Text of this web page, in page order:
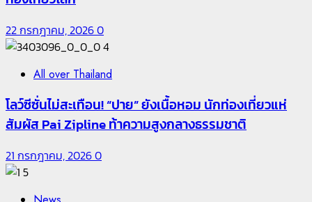
22 กรกฎาคม, 20260
4
All over Thailand
โลว์ซีซั่นไม่สะเทือน! “ปาย” ยังเนื้อหอม นักท่องเที่ยวแห่
สัมผัส Pai Zipline ท้าความสูงกลางธรรมชาติ
21 กรกฎาคม, 20260
5